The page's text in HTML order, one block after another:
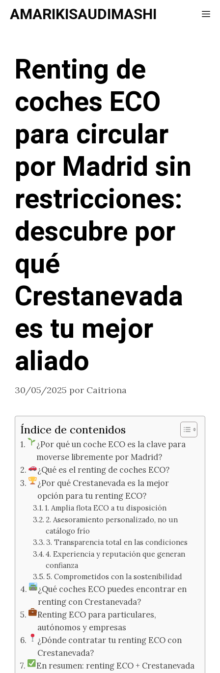
Saltar
AMARIKISAUDIMASHI
Renting de
coches ECO
para circular
por Madrid sin
restricciones:
descubre por
qué
Crestanevada
es tu mejor
aliado
30/05/2025 por Caitriona
Índice de contenidos
¿Por qué un coche ECO es la clave para
moverse libremente por Madrid?
¿Qué es el renting de coches ECO?
¿Por qué Crestanevada es la mejor
opción para tu renting ECO?
1. Amplia flota ECO a tu disposición
2. Asesoramiento personalizado, no un
catálogo frío
3. Transparencia total en las condiciones
4. Experiencia y reputación que generan
confianza
5. Comprometidos con la sostenibilidad
¿Qué coches ECO puedes encontrar en
renting con Crestanevada?
Renting ECO para particulares,
autónomos y empresas
¿Dónde contratar tu renting ECO con
Crestanevada?
En resumen: renting ECO + Crestanevada